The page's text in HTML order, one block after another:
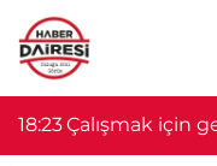
18:23Çalışmak için
Ağabey öldü,